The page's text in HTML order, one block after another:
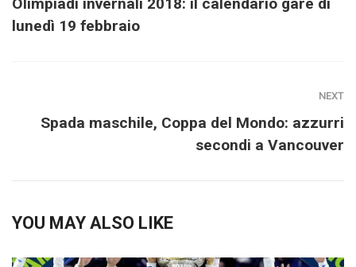
lunedì 19 febbraio
NEXT
Spada maschile, Coppa del Mondo: azzurri
secondi a Vancouver
YOU MAY ALSO LIKE